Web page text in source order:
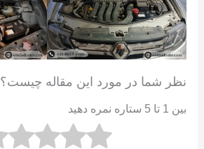
نظر شما در مورد این مقاله چیست؟
بین 1 تا 5 ستاره نمره دهید